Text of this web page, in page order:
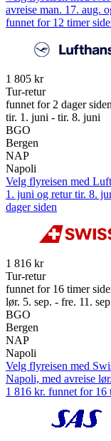
avreise man. 17. aug.
funnet for 12 timer
1 805 kr
Tur-retur
funnet for 2 dager siden
tir. 1. juni - tir. 8. juni
BGO
Bergen
NAP
Napoli
Velg flyreisen med
1. juni og retur tir. 8.
dager siden
1 816 kr
Tur-retur
funnet for 16 timer
lør. 5. sep. - fre. 11.
BGO
Bergen
NAP
Napoli
Velg flyreisen med
Napoli, med avreise
1 816 kr. funnet for 16